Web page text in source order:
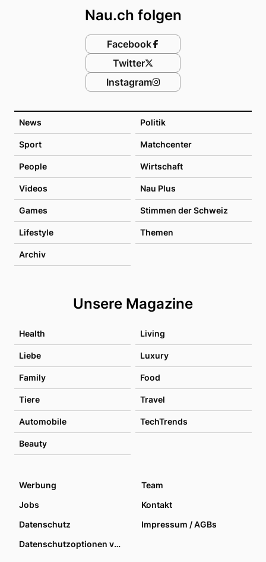
News Politik
Sport Matchcenter
People Wirtschaft
Videos Nau Plus
Games Stimmen der Schweiz
Lifestyle Themen
Archiv
Unsere Magazine
Health Living
Liebe Luxury
Family Food
Tiere Travel
Automobile TechTrends
Beauty
Nau.ch folgen
Facebook
Twitter
Instagram
Werbung
Team
Jobs
Kontakt
Datenschutz
Impressum / AGBs
Datenschutzoptionen verwalten